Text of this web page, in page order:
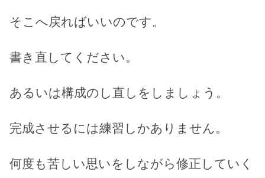
そこへ戻ればいいのです。
書き直してください。
あるいは構成のし直しをしましょう。
完成させるには練習しかありません。
何度も苦しい思いをしながら修正していく